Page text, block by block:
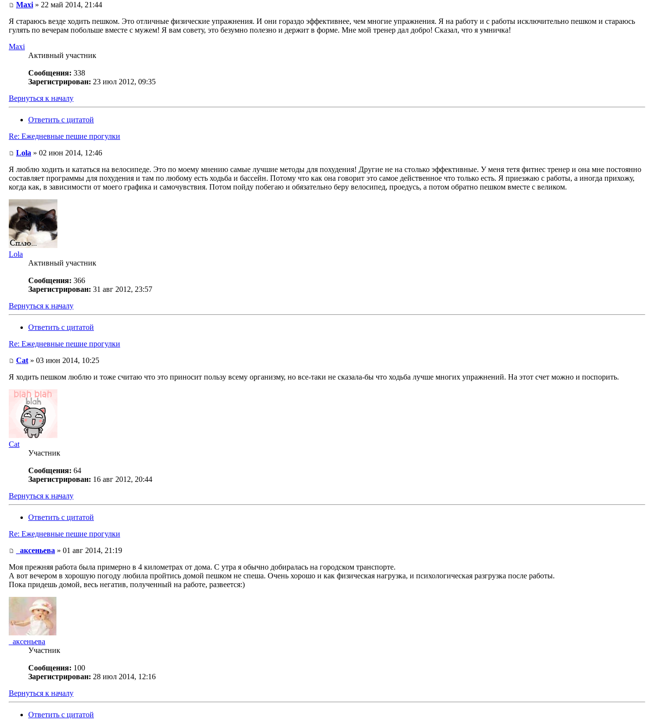
Maxi » 22 май 2014, 21:44
Я стараюсь везде ходить пешком. Это отличные физические упражнения. И они гораздо эффективнее, чем многие упражнения. Я на работу и с работы исключительно пешком и стараюсь
гулять по вечерам побольше вместе с мужем! Я вам совету, это безумно полезно и держит в форме. Мне мой тренер дал добро! Сказал, что я умничка!
Maxi
Активный участник
Сообщения: 338
Зарегистрирован: 23 июл 2012, 09:35
Вернуться к началу
Ответить с цитатой
Re: Ежедневные пешие прогулки
Lola » 02 июн 2014, 12:46
Я люблю ходить и кататься на велосипеде. Это по моему мнению самые лучшие методы для похудения! Другие не на столько эффективные. У меня тетя фитнес тренер и она мне постоянно
составляет программы для похудения и там по любому есть ходьба и бассейн. Потому что как она говорит это самое действенное что только есть. Я приезжаю с работы, а иногда прихожу,
когда как, в зависимости от моего графика и самочувствия. Потом пойду побегаю и обязательно беру велосипед, проедусь, а потом обратно пешком вместе с великом.
Lola
Активный участник
Сообщения: 366
Зарегистрирован: 31 авг 2012, 23:57
Вернуться к началу
Ответить с цитатой
Re: Ежедневные пешие прогулки
Cat » 03 июн 2014, 10:25
Я ходить пешком люблю и тоже считаю что это приносит пользу всему организму, но все-таки не сказала-бы что ходьба лучше многих упражнений. На этот счет можно и поспорить.
Cat
Участник
Сообщения: 64
Зарегистрирован: 16 авг 2012, 20:44
Вернуться к началу
Ответить с цитатой
Re: Ежедневные пешие прогулки
_аксеньева » 01 авг 2014, 21:19
Моя прежняя работа была примерно в 4 километрах от дома. С утра я обычно добиралась на городском транспорте.
А вот вечером в хорошую погоду любила пройтись домой пешком не спеша. Очень хорошо и как физическая нагрузка, и психологическая разгрузка после работы.
Пока придешь домой, весь негатив, полученный на работе, развеется:)
_аксеньева
Участник
Сообщения: 100
Зарегистрирован: 28 июл 2014, 12:16
Вернуться к началу
Ответить с цитатой